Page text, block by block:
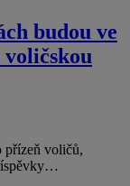
budou ve
přízeň voličů,